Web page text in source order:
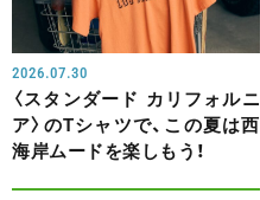
2026.07.30
〈スタンダード カリフォルニ
ア〉のTシャツで、この夏は西
海岸ムードを楽しもう！